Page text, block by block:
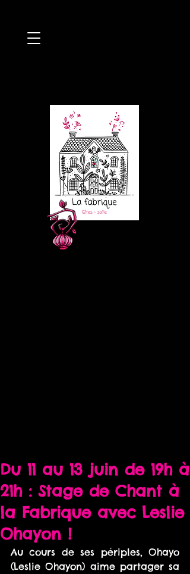
Du 11 au 13 juin de 19h à
21h : Stage de Chant à
la Fabrique avec Leslie
Ohayon !
Au cours de ses périples, Ohayo
(Leslie Ohayon) aime partager sa